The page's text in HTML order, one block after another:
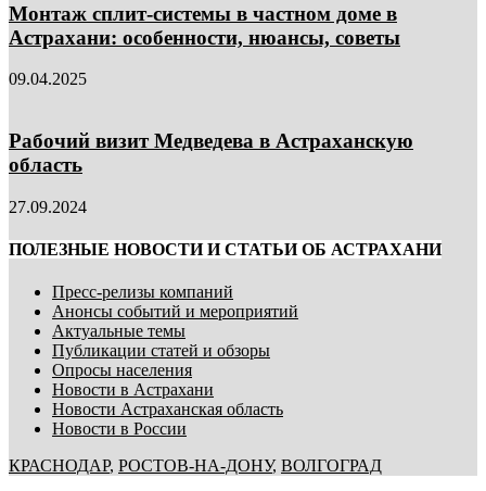
Монтаж сплит-системы в частном доме в
Астрахани: особенности, нюансы, советы
09.04.2025
Рабочий визит Медведева в Астраханскую
область
27.09.2024
ПОЛЕЗНЫЕ НОВОСТИ И СТАТЬИ ОБ АСТРАХАНИ
Пресс-релизы компаний
Анонсы событий и мероприятий
Актуальные темы
Публикации статей и обзоры
Опросы населения
Новости в Астрахани
Новости Астраханская область
Новости в России
КРАСНОДАР, РОСТОВ-НА-ДОНУ, ВОЛГОГРАД